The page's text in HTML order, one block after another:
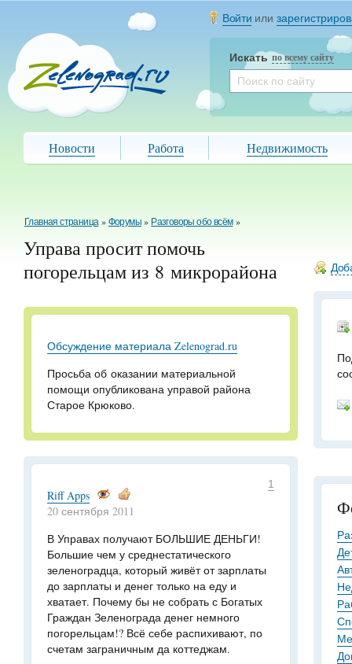
Войти или
Искать по всему сайту
Новости Работа Недвижимость
Главная страница »Форумы» Разговоры обо всём »
Управа просит помочь
погорельцам из 8 микрорайона
Обсуждение материала Zelenograd.ru
Просьба об оказании материальной
помощи опубликована управой района
Старое Крюково.
1
Riff Apps
20 сентября 2011
В Управах получают БОЛЬШИЕ ДЕНЬГИ!
Большие чем у среднестатического
зеленоградца, который живёт от зарплаты
до зарплаты и денег только на еду и
хватает. Почему бы не собрать с Богатых
Граждан Зеленограда денег немного
погорельцам!? Всё себе распихивают, по
счетам заграничным да коттеджам.